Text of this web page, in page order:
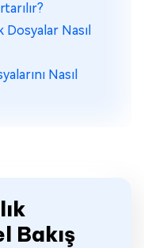
Dosyalar Nasıl
Nasıl
Bakış